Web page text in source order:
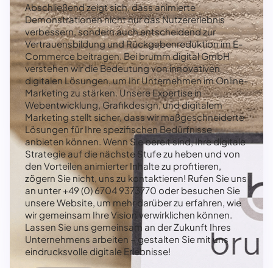
Abschließend zeigt sich, dass animierte
Demonstrationen nicht nur das Nutzererlebnis
verbessern, sondern auch entscheidend zur
Vertrauensbildung und Rückgabenreduktion im E-
Commerce beitragen. Bei brumm digital GmbH
verstehen wir die Bedeutung von innovativen
digitalen Lösungen, um Ihr Unternehmen im Online-
Marketing zu stärken. Unsere Expertise in
Webentwicklung, Grafikdesign, und digitalem
Marketing stellt sicher, dass wir maßgeschneiderte
Lösungen für Ihre spezifischen Bedürfnisse
anbieten können. Wenn Sie bereit sind, Ihre digitale
Strategie auf die nächste Stufe zu heben und von
den Vorteilen animierter Inhalte zu profitieren,
zögern Sie nicht, uns zu kontaktieren! Rufen Sie uns
an unter +49 (0) 6704 9373770 oder besuchen Sie
unsere Website, um mehr darüber zu erfahren, wie
wir gemeinsam Ihre Vision verwirklichen können.
Lassen Sie uns gemeinsam an der Zukunft Ihres
Unternehmens arbeiten – gestalten Sie mit uns
eindrucksvolle digitale Erlebnisse!